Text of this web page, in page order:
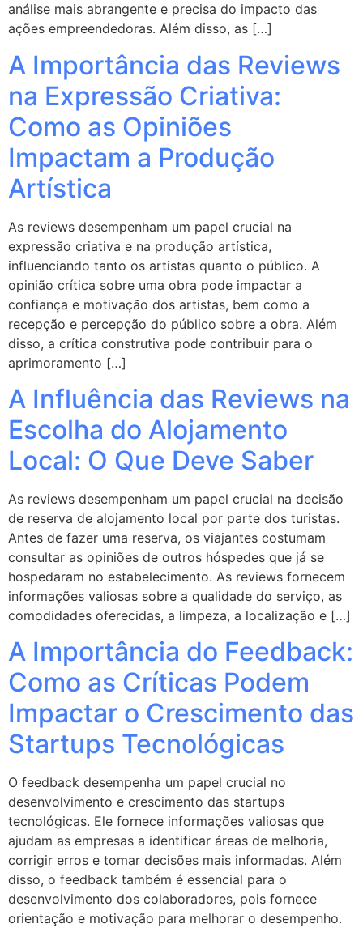
análise mais abrangente e precisa do impacto das
ações empreendedoras. Além disso, as […]
A Importância das Reviews
na Expressão Criativa:
Como as Opiniões
Impactam a Produção
Artística
As reviews desempenham um papel crucial na
expressão criativa e na produção artística,
influenciando tanto os artistas quanto o público. A
opinião crítica sobre uma obra pode impactar a
confiança e motivação dos artistas, bem como a
recepção e percepção do público sobre a obra. Além
disso, a crítica construtiva pode contribuir para o
aprimoramento […]
A Influência das Reviews na
Escolha do Alojamento
Local: O Que Deve Saber
As reviews desempenham um papel crucial na decisão
de reserva de alojamento local por parte dos turistas.
Antes de fazer uma reserva, os viajantes costumam
consultar as opiniões de outros hóspedes que já se
hospedaram no estabelecimento. As reviews fornecem
informações valiosas sobre a qualidade do serviço, as
comodidades oferecidas, a limpeza, a localização e […]
A Importância do Feedback:
Como as Críticas Podem
Impactar o Crescimento das
Startups Tecnológicas
O feedback desempenha um papel crucial no
desenvolvimento e crescimento das startups
tecnológicas. Ele fornece informações valiosas que
ajudam as empresas a identificar áreas de melhoria,
corrigir erros e tomar decisões mais informadas. Além
disso, o feedback também é essencial para o
desenvolvimento dos colaboradores, pois fornece
orientação e motivação para melhorar o desempenho.